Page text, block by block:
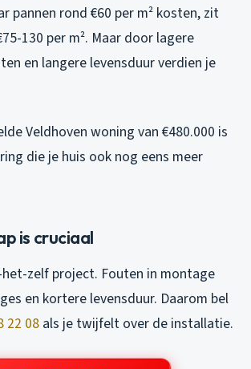
pannen rond €60 per m² kosten, zit
130 per m². Maar door lagere
en langere levensduur verdien je
Veldhoven woning van €480.000 is
die je huis ook nog eens meer
is cruciaal
zelf project. Fouten in montage
en kortere levensduur. Daarom bel
22 08als je twijfelt over de installatie.